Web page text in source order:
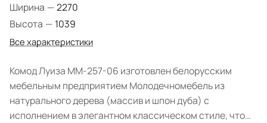
Ширина —2270
Высота — 1039
Все характеристики
Комод Луиза ММ-257-06 изготовлен белорусским
мебельным предприятием Молодечномебель из
натурального дерева (массив и шпон дуба) с
исполнением в элегантном классическом стиле, что